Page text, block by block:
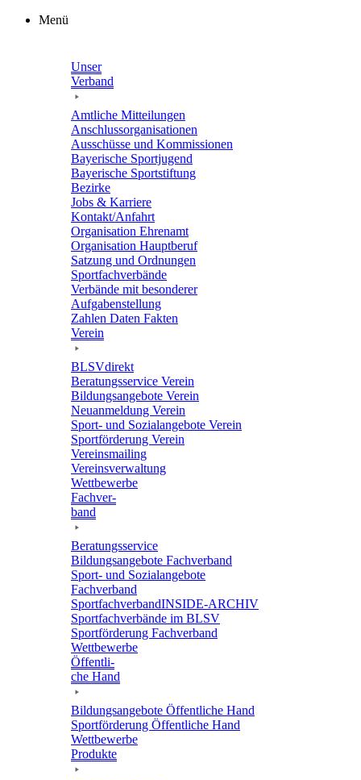
Zum
Menü
Unser
Verband
Amtli­che Mitteilungen
Anschluss­or­ga­ni­sa­tio­nen
Ausschüsse und Kommissionen
Baye­ri­sche Sportjugend
Baye­ri­sche Sportstiftung
Bezirke
Jobs & Karriere
Kontakt/​​Anfahrt
Orga­ni­sa­tion Ehrenamt
Orga­ni­sa­tion Hauptberuf
Satzung und Ordnungen
Sport­fach­ver­bände
Verbände mit beson­de­rer
Aufgabenstellung
Zahlen Daten Fakten
Verein
BLSVdi­rekt
Bera­tungs­ser­vice Verein
Bildungs­an­ge­bote Verein
Neuan­mel­dung Verein
Sport- und Sozi­al­an­ge­bote Verein
Sport­för­de­rung Verein
Vereins­mai­ling
Vereins­ver­wal­tung
Wett­be­werbe
Fach­ver­
band
Bera­tungs­ser­vice
Bildungs­an­ge­bote Fachverband
Sport- und Sozi­al­an­ge­bote
Fachverband
Sport­fach­ver­ban­d­IN­SIDE-ARCHIV
Sport­fach­ver­bände im BLSV
Sport­för­de­rung Fachverband
Wett­be­werbe
Öffent­li­
che Hand
Bildungs­an­ge­bote Öffent­li­che Hand
Sport­för­de­rung Öffent­li­che Hand
Wett­be­werbe
Produkte